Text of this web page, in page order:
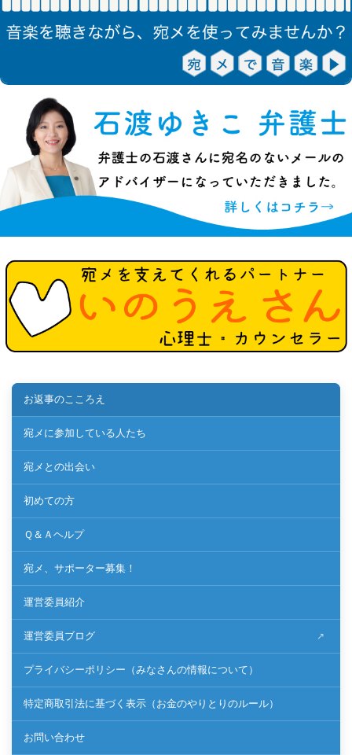
お返事のこころえ
宛メに参加している人たち
宛メとの出会い
初めての方
Ｑ＆Ａヘルプ
宛メ、サポーター募集！
運営委員紹介
運営委員ブログ
プライバシーポリシー（みなさんの情報について）
特定商取引法に基づく表示（お金のやりとりのルール）
お問い合わせ